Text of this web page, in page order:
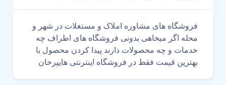
فروشگاه های مشاوره املاک و مستغلات در شهر و
محله اگر میخاهی بدونی فروشگاه های اطراف چه
خدمات و چه محصولات دارند پیدا کردن محصول با
بهترین قیمت فقط در فروشگاه اینترنتی هایپرخان